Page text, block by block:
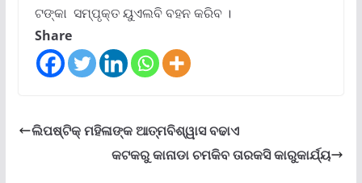
ଟଙ୍କା ସମ୍ପୃକ୍ତ ୟୁଏଲବି ବହନ କରିବ ।
Share
ଲିପଷ୍ଟିକ୍ ମହିଳାଙ୍କ ଆତ୍ମବିଶ୍ୱାସ ବଢାଏ
କଟକରୁ କାନାଡା ଚମକିବ ତାରକସି କାରୁକାର୍ଯ୍ୟ